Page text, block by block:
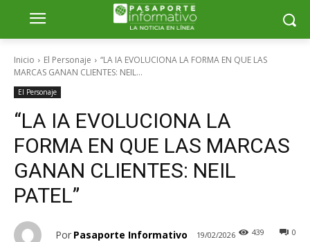
Inicio El Personaje
“LA IA EVOLUCIONA LA FORMA EN QUE LAS
MARCAS GANAN CLIENTES: NEIL...
El Personaje
“LA IA EVOLUCIONA LA
FORMA EN QUE LAS MARCAS
GANAN CLIENTES: NEIL
PATEL”
Por Pasaporte Informativo 19/02/2026 0
439